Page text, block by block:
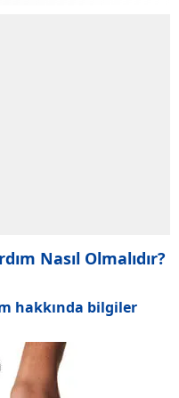
Nasıl Olmalıdır?
hakkında bilgiler